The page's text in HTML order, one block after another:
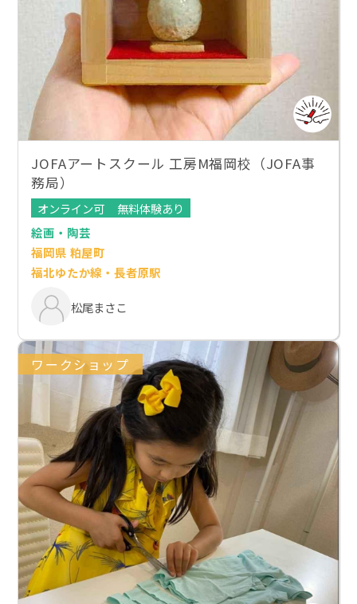
JOFAアートスクール 工房M福岡校（JOFA事
務局）
オンライン可
無料体験あり
絵画・陶芸
福岡県 粕屋町
福北ゆたか線・長者原駅
松尾まさこ
ワークショップ